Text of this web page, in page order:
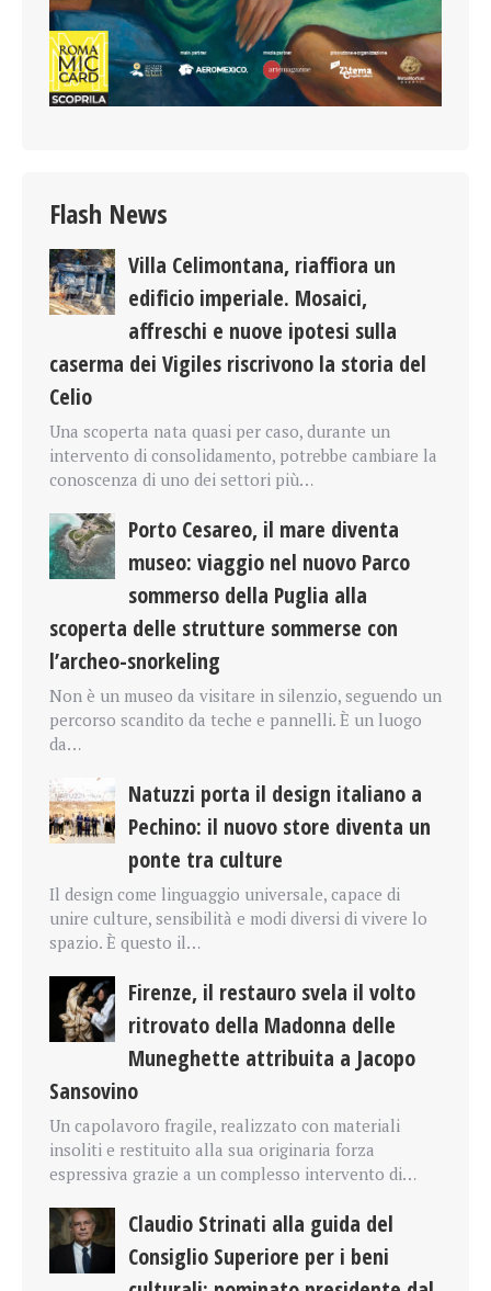
Flash News
Villa Celimontana, riaffiora un
edificio imperiale. Mosaici,
affreschi e nuove ipotesi sulla
caserma dei Vigiles riscrivono la storia del
Celio
Una scoperta nata quasi per caso, durante un
intervento di consolidamento, potrebbe cambiare la
conoscenza di uno dei settori più…
Porto Cesareo, il mare diventa
museo: viaggio nel nuovo Parco
sommerso della Puglia alla
scoperta delle strutture sommerse con
l’archeo-snorkeling
Non è un museo da visitare in silenzio, seguendo un
percorso scandito da teche e pannelli. È un luogo
da…
Natuzzi porta il design italiano a
Pechino: il nuovo store diventa un
ponte tra culture
Il design come linguaggio universale, capace di
unire culture, sensibilità e modi diversi di vivere lo
spazio. È questo il…
Firenze, il restauro svela il volto
ritrovato della Madonna delle
Muneghette attribuita a Jacopo
Sansovino
Un capolavoro fragile, realizzato con materiali
insoliti e restituito alla sua originaria forza
espressiva grazie a un complesso intervento di…
Claudio Strinati alla guida del
Consiglio Superiore per i beni